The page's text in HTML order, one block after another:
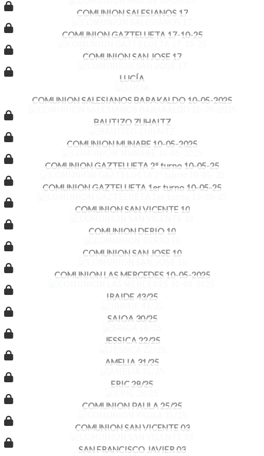
COMUNION SALESIANOS 17
COMUNION GAZTELUETA 17-10-25
COMUNION SAN JOSE 17
LUCÍA
COMUNION SALESIANOS BARAKALDO 10-05-2025
BAUTIZO ZUHAITZ
COMUNION MUNABE 10-05-2025
COMUNION GAZTELUETA 2º turno 10-05-25
COMUNION GAZTELUETA 1er turno 10-05-25
COMUNION SAN VICENTE 10
COMUNION DERIO 10
COMUNION SAN JOSE 10
COMUNION LAS MERCEDES 10-05-2025
IRAIDE 43/25
SAIOA 30/25
JESSICA 22/25
AMELIA 31/25
ERIC 28/25
COMUNION PAULA 25/25
COMUNION SAN VICENTE 03
SAN FRANCISCO JAVIER 03